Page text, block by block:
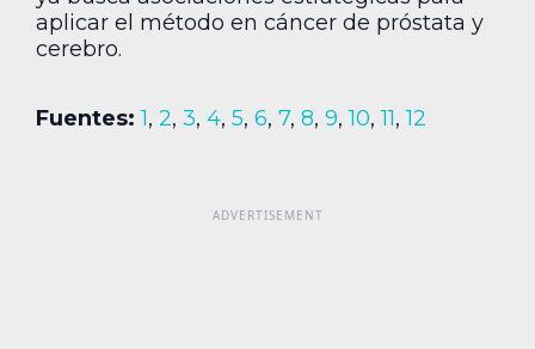
aplicar el método en cáncer de próstata y
cerebro.
Fuentes: 1, 2, 3, 4, 5, 6, 7, 8, 9,10,11,12